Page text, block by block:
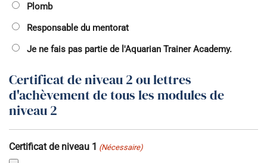
Plomb
Responsable du mentorat
Je ne fais pas partie de l'Aquarian Trainer Academy.
Certificat de niveau 2 ou lettres
d'achèvement de tous les modules de
niveau 2
Certificat de niveau 1 (Nécessaire)